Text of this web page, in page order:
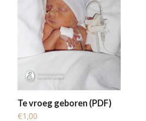
Te vroeg geboren (PDF)
€1,00